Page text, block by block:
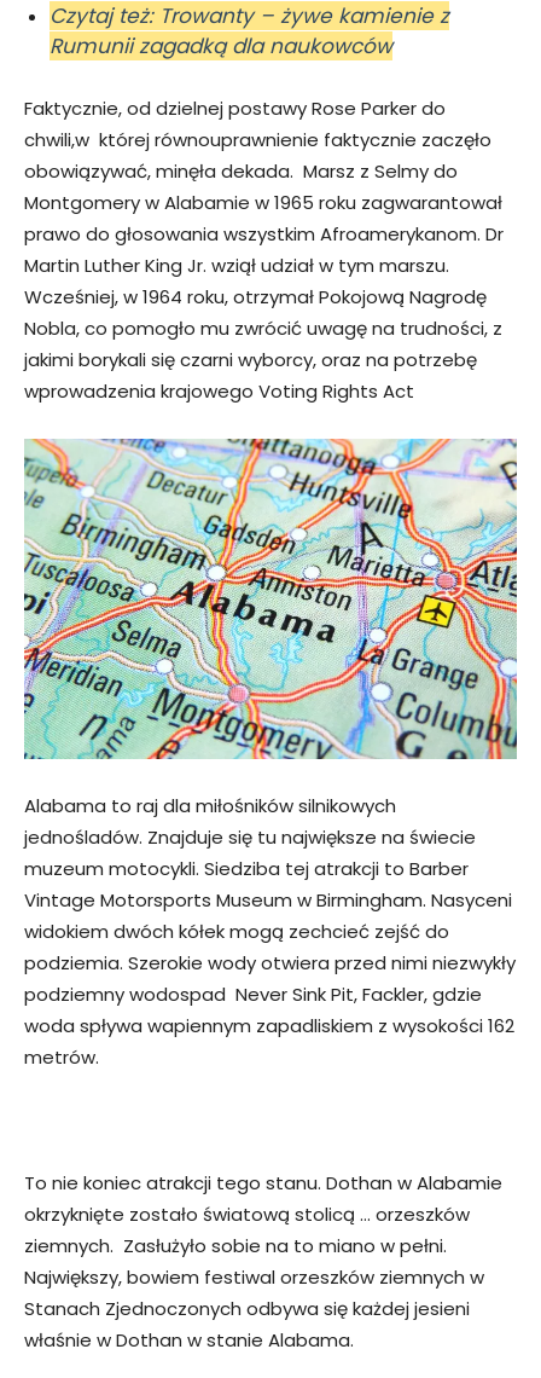
Czytaj też: Trowanty – żywe kamienie z
Rumunii zagadką dla naukowców
Faktycznie, od dzielnej postawy Rose Parker do
chwili,w której równouprawnienie faktycznie zaczęło
obowiązywać, minęła dekada. Marsz z Selmy do
Montgomery w Alabamie w 1965 roku zagwarantował
prawo do głosowania wszystkim Afroamerykanom. Dr
Martin Luther King Jr. wziął udział w tym marszu.
Wcześniej, w 1964 roku, otrzymał Pokojową Nagrodę
Nobla, co pomogło mu zwrócić uwagę na trudności, z
jakimi borykali się czarni wyborcy, oraz na potrzebę
wprowadzenia krajowego Voting Rights Act
Alabama to raj dla miłośników silnikowych
jednośladów. Znajduje się tu największe na świecie
muzeum motocykli. Siedziba tej atrakcji to Barber
Vintage Motorsports Museum w Birmingham. Nasyceni
widokiem dwóch kółek mogą zechcieć zejść do
podziemia. Szerokie wody otwiera przed nimi niezwykły
podziemny wodospad Never Sink Pit, Fackler, gdzie
woda spływa wapiennym zapadliskiem z wysokości 162
metrów.
To nie koniec atrakcji tego stanu. Dothan w Alabamie
okrzyknięte zostało światową stolicą … orzeszków
ziemnych. Zasłużyło sobie na to miano w pełni.
Największy, bowiem festiwal orzeszków ziemnych w
Stanach Zjednoczonych odbywa się każdej jesieni
właśnie w Dothan w stanie Alabama.